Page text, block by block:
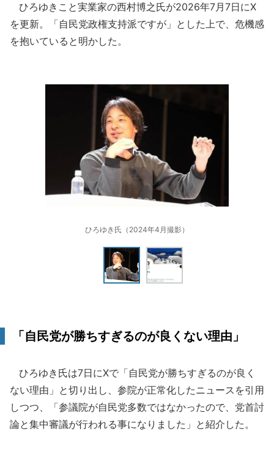
ひろゆきこと実業家の西村博之氏が2026年7月7日にX
を更新。「自民党政権支持派ですが」とした上で、危機感
を抱いていると明かした。
ひろゆき氏（2024年4月撮影）
「自民党が勝ちすぎるのが良くない理由」
ひろゆき氏は7日にXで「自民党が勝ちすぎるのが良く
ない理由」と切り出し、参院が正常化したニュースを引用
しつつ、「参議院が自民党多数ではなかったので、党首討
論と集中審議が行われる事になりました」と紹介した。